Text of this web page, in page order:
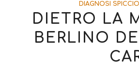
DIAGNOSI
DIETRO LA
BERLINO